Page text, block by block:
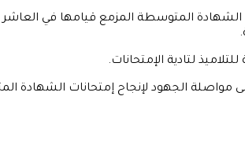
الشهادة المتوسطة المزمع قيامها في
لتادية الإمتحانات.
مواصلة الجهود لإنجاح إمتحانات الشهادة